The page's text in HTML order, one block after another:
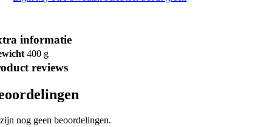
informatie
400 g
reviews
nog geen beoordelingen.